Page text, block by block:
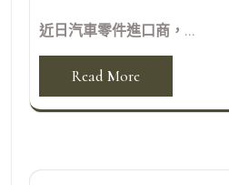
近日汽車零件進口商，...
Read More